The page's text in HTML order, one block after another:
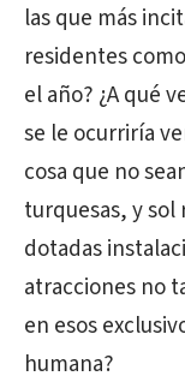
las que más
residentes
el año? ¿A qué
se le ocurriría
cosa que no
turquesas, y
dotadas
atracciones no
en esos
humana?